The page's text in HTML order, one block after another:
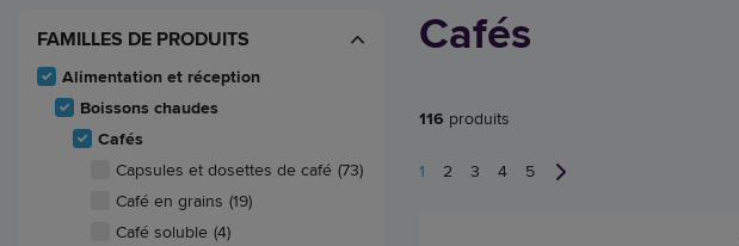
FAMILLES DE PRODUITS
Alimentation et réception
Boissons chaudes
Cafés
Capsules et dosettes de café (73)
Café en grains (19)
Café soluble (4)
Cafés
116 produits
1 2 3 4 5